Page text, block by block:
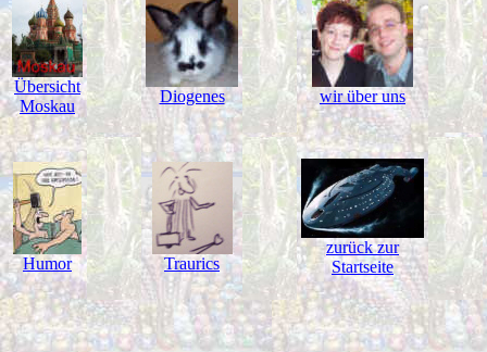
Übersicht
Moskau
Diogenes wir über uns
Humor Traurics
zurück zur
Startseite